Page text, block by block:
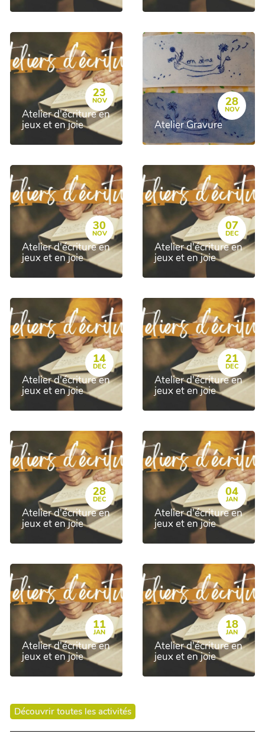
23
NOV
Atelier d'écriture en
jeux et en joie
28
NOV
Atelier Gravure
30
NOV
Atelier d'écriture en
jeux et en joie
07
DEC
Atelier d'écriture en
jeux et en joie
14
DEC
Atelier d'écriture en
jeux et en joie
21
DEC
Atelier d'écriture en
jeux et en joie
28
DEC
Atelier d'écriture en
jeux et en joie
04
JAN
Atelier d'écriture en
jeux et en joie
11
JAN
Atelier d'écriture en
jeux et en joie
18
JAN
Atelier d'écriture en
jeux et en joie
Découvrir toutes les activités